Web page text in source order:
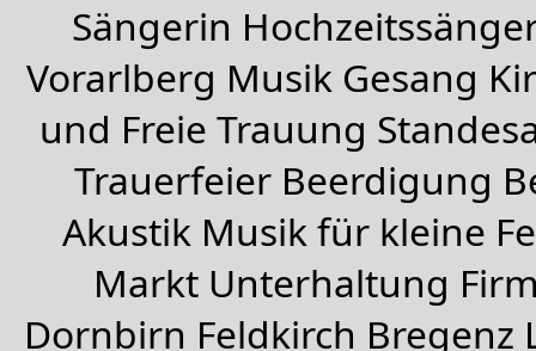
Sängerin
Vorarlberg Musik Gesang
und Freie Trauung
Trauerfeier Beerdigung
Akustik Musik für kleine
Markt Unterhaltung
Dornbirn Feldkirch Bregenz